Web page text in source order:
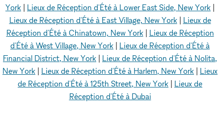
York
Lieux de Réception d'Été à Lower East Side, New York
Lieux de Réception d'Été à East Village, New York| Lieux de
Réception d'Été à Chinatown, New York| Lieux de Réception
d'Été à West Village, New York
Lieux de Réception d'Été à
Financial District, New York
Lieux de Réception d'Été à Nolita,
New York
Lieux de Réception d'Été à Harlem, New York
Lieux
de Réception d'Été à 125th Street, New York
Lieux de
Réception d'Été à Dubai